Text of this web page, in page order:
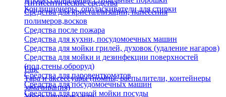
Кондиционеры, ополаскиватели для стирки
Антисептические средства
Средства для кристаллизации, нанесения
полимеров,восков
Средства после пожара
Средства для кухни, посудомоечных машин
Средства для мойки грилей, духовок (удаление нагаров)
Средства для мойки и дезинфекции поверхностей
(пол,стены,оброруд)
Средства для паровенткоматов
Средства для посудомоечных машин
Средства для ручной мойки посуды
Еще
Тара и аксессуары (помпы, распылители, контейнеры
замачивания)